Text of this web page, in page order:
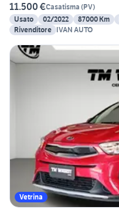
11.500 €Casatisma (PV)
Usato
02/2022 87000 Km
Rivenditore IVAN AUTO
Vetrina